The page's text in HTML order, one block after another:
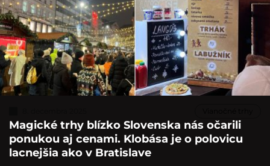
Magické trhy blízko Slovenska nás očarili
ponukou aj cenami. Klobása je o polovicu
lacnejšia ako v Bratislave